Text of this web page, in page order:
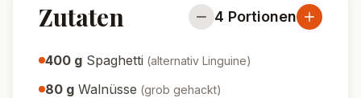
Zutaten 4 Portionen
400 g Spaghetti (alternativ Linguine)
80 g Walnüsse (grob gehackt)